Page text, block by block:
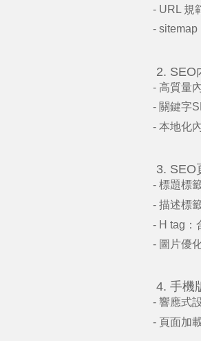
- URL 規
- sitemap
2. SEO
- 高質量
- 關鍵字
- 本地化
3. SEO
- 標題標
- 描述標
- H tag
- 圖片優
4. 手機
- 響應式
- 頁面加